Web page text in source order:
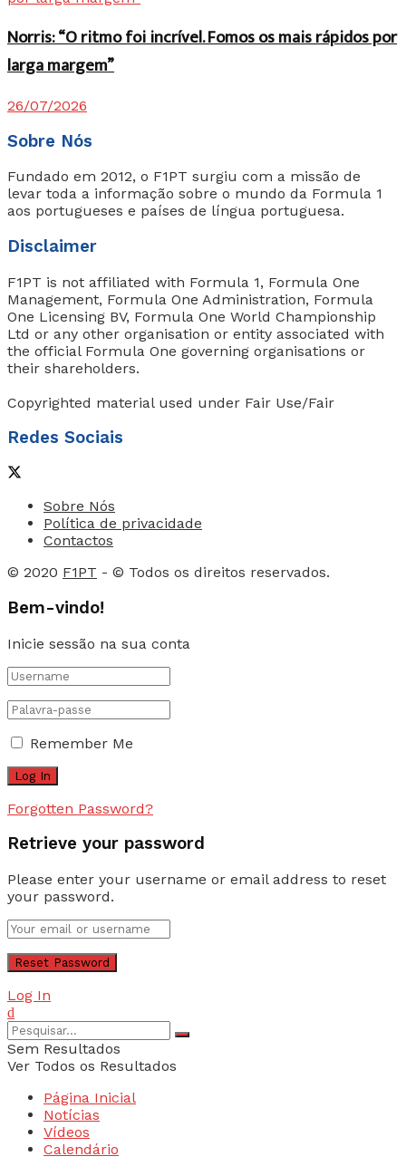
Norris: “O ritmo foi incrível. Fomos os mais rápidos por
larga margem”
26/07/2026
Sobre Nós
Fundado em 2012, o F1PT surgiu com a missão de
levar toda a informação sobre o mundo da Formula 1
aos portugueses e países de língua portuguesa.
Disclaimer
F1PT is not affiliated with Formula 1, Formula One
Management, Formula One Administration, Formula
One Licensing BV, Formula One World Championship
Ltd or any other organisation or entity associated with
the official Formula One governing organisations or
their shareholders.
Copyrighted material used under Fair Use/Fair
Redes Sociais
Sobre Nós
Política de privacidade
Contactos
© 2020 F1PT - © Todos os direitos reservados.
Bem-vindo!
Inicie sessão na sua conta
Remember Me
Forgotten Password?
Retrieve your password
Please enter your username or email address to reset
your password.
Log In
Sem Resultados
Ver Todos os Resultados
Página Inicial
Notícias
Vídeos
Calendário